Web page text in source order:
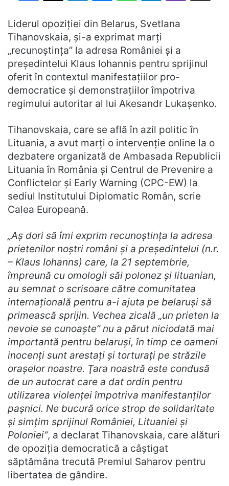
Liderul opoziţiei din Belarus, Svetlana
Tihanovskaia, şi-a exprimat marţi
„recunoştinţa” la adresa României şi a
preşedintelui Klaus Iohannis pentru sprijinul
oferit în contextul manifestaţiilor pro-
democratice şi demonstraţiilor împotriva
regimului autoritar al lui Akesandr Lukaşenko.
Tihanovskaia, care se află în azil politic în
Lituania, a avut marţi o intervenţie online la o
dezbatere organizată de Ambasada Republicii
Lituania în România şi Centrul de Prevenire a
Conflictelor şi Early Warning (CPC-EW) la
sediul Institutului Diplomatic Român, scrie
Calea Europeană.
„Aş dori să îmi exprim recunoştinţa la adresa
prietenilor noştri români şi a preşedintelui (n.r.
– Klaus Iohanns) care, la 21 septembrie,
împreună cu omologii săi polonez şi lituanian,
au semnat o scrisoare către comunitatea
internaţională pentru a-i ajuta pe belaruşi să
primească sprijin. Vechea zicală „un prieten la
nevoie se cunoaşte” nu a părut niciodată mai
importantă pentru belaruşi, în timp ce oameni
inocenţi sunt arestaţi şi torturaţi pe străzile
oraşelor noastre. Ţara noastră este condusă
de un autocrat care a dat ordin pentru
utilizarea violenţei împotriva manifestanţilor
paşnici. Ne bucură orice strop de solidaritate
şi simţim sprijinul României, Lituaniei şi
Poloniei“, a declarat Tihanovskaia, care alături
de opoziţia democratică a câştigat
săptămâna trecută Premiul Saharov pentru
libertatea de gândire.